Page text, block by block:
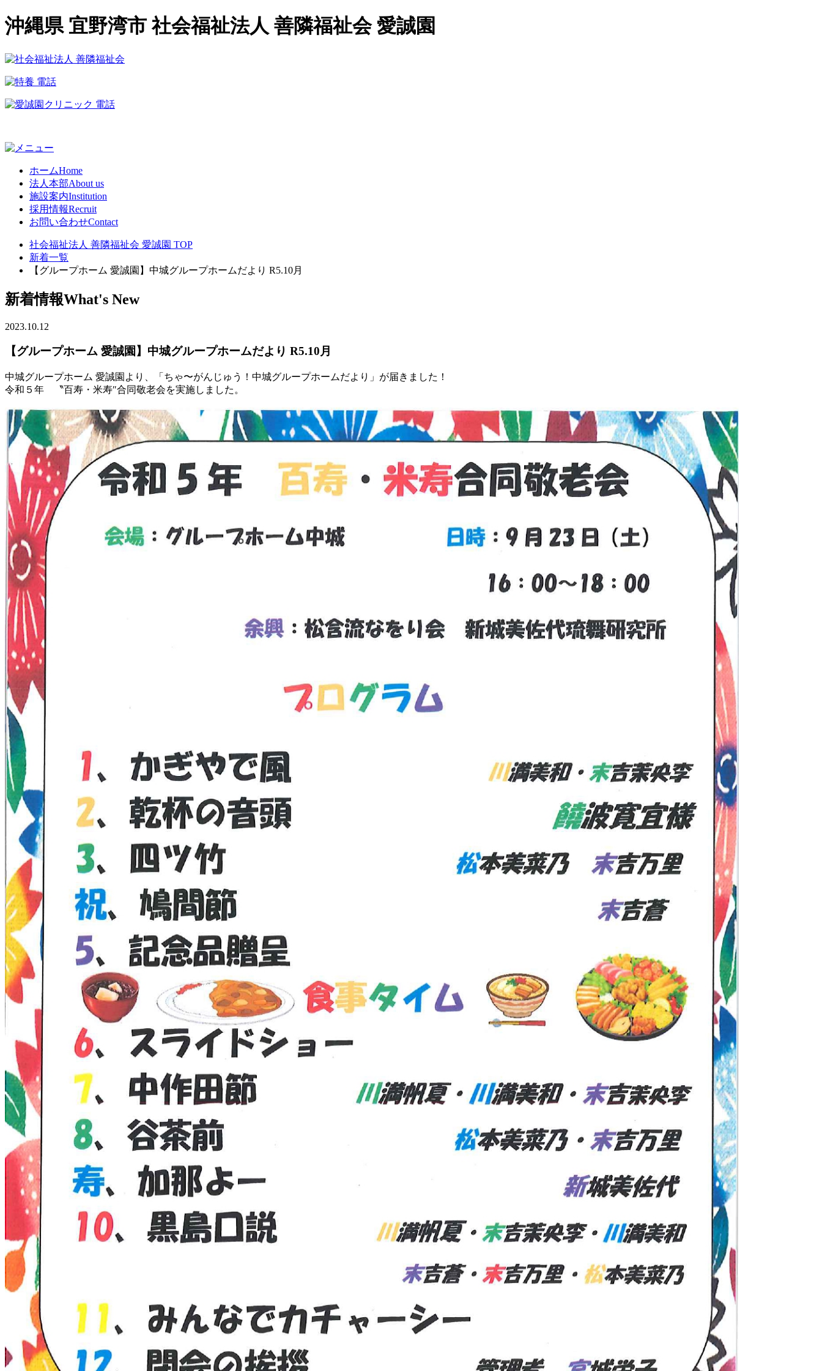
沖縄県 宜野湾市 社会福祉法人 善隣福祉会 愛誠園
ホームHome
法人本部About us
施設案内Institution
採用情報Recruit
お問い合わせContact
社会福祉法人 善隣福祉会 愛誠園 TOP
新着一覧
【グループホーム 愛誠園】中城グループホームだより R5.10月
新着情報What's New
2023.10.12
【グループホーム 愛誠園】中城グループホームだより R5.10月
中城グループホーム 愛誠園より、「ちゃ〜がんじゅう！中城グループホームだより」が届きました！
令和５年 〝百寿・米寿″合同敬老会を実施しました。